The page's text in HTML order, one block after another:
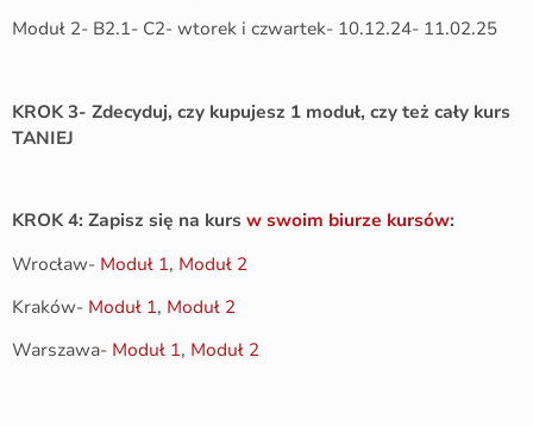
Moduł 2- B2.1- C2- wtorek i czwartek- 10.12.24- 11.02.25
KROK 3- Zdecyduj, czy kupujesz 1 moduł, czy też cały kurs
TANIEJ
KROK 4: Zapisz się na kurs w swoim biurze kursów:
Wrocław- Moduł 1, Moduł 2
Kraków- Moduł 1, Moduł 2
Warszawa- Moduł 1, Moduł 2